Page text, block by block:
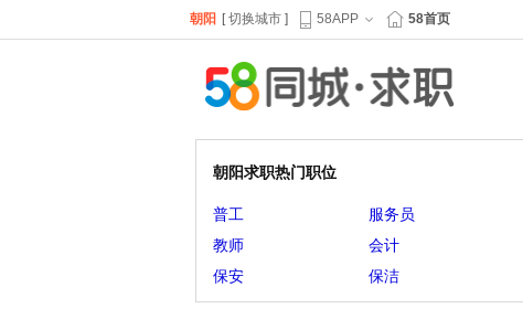
朝阳 [ 切换城市 ] 58APP 58首页
朝阳求职热门职位
普工 服务员
教师
会计
保安
保洁